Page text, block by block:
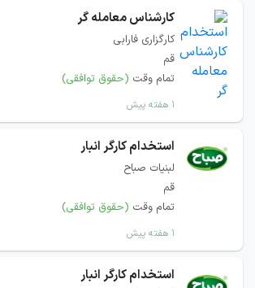
کارشناس معامله گر
کارگزاری فارابی
قم
تمام وقت (حقوق توافقی)
۱ هفته پیش
استخدام کارگر انبار
لبنیات صباح
قم
تمام وقت (حقوق توافقی)
۱ هفته پیش
استخدام کارگر انبار